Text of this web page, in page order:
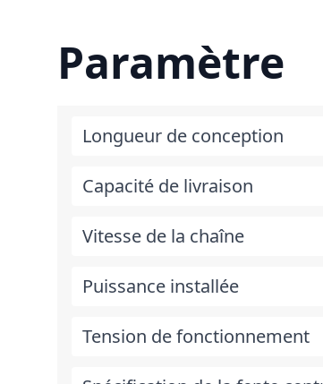
Paramètre
Longueur de conception
Capacité de livraison
Vitesse de la chaîne
Puissance installée
Tension de fonctionnement